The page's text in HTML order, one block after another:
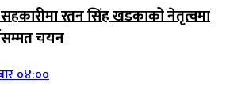
सहकारीमा रतन सिंह खडकाको नेतृत्वमा
चयन
०४:००